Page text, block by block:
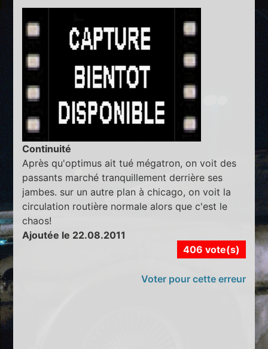
Continuité
Après qu'optimus ait tué mégatron, on voit des
passants marché tranquillement derrière ses
jambes. sur un autre plan à chicago, on voit la
circulation routière normale alors que c'est le
chaos!
Ajoutée le 22.08.2011
406 vote(s)
Voter pour cette erreur